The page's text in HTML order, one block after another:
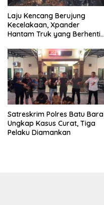
Laju Kencang Berujung
Kecelakaan, Xpander
Hantam Truk yang Berhenti
Satreskrim Polres Batu Bara
Ungkap Kasus Curat, Tiga
Pelaku Diamankan